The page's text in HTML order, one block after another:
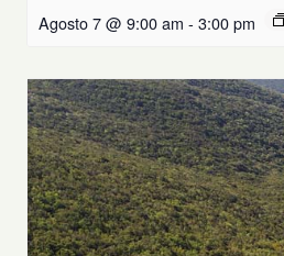
Agosto 7 @ 9:00 am - 3:00 pm